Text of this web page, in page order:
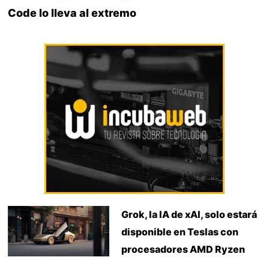
Code lo lleva al extremo
Grok, la IA de xAI, solo estará
disponible en Teslas con
procesadores AMD Ryzen